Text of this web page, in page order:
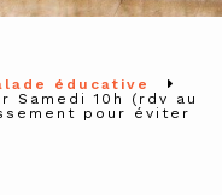
éducative
Samedi 10h (rdv au
pour éviter